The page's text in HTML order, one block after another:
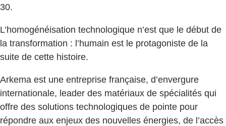
30.
L’homogénéisation technologique n’est que le début de
la transformation : l’humain est le protagoniste de la
suite de cette histoire.
Arkema est une entreprise française, d’envergure
internationale, leader des matériaux de spécialités qui
offre des solutions technologiques de pointe pour
répondre aux enjeux des nouvelles énergies, de l’accès